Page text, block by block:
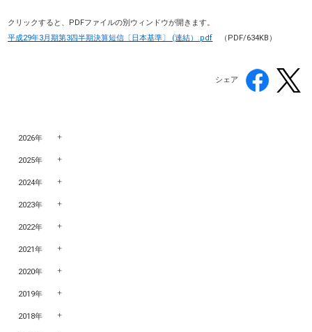
クリックすると、PDFファイルの別ウィンドウが開きます。
平成29年3月期第3四半期決算短信〔日本基準〕 (連結）.pdf （PDF/634KB）
シェア
2026年
2025年
2024年
2023年
2022年
2021年
2020年
2019年
2018年